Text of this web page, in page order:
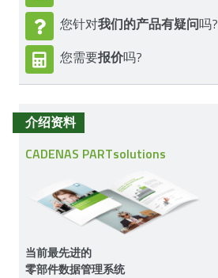
您针对我们的产品有疑问吗?
您需要报价吗?
介绍资料
CADENAS PARTsolutions
当前最先进的
零部件数据管理系统